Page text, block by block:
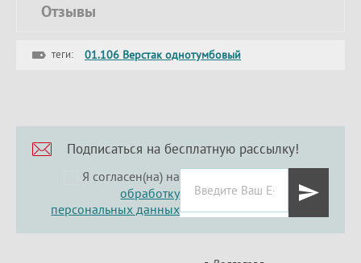
Отзывы
теги: 01.106 Верстак однотумбовый
Подписаться на бесплатную рассылку!
Я согласен(на) на
обработку
персональных данных